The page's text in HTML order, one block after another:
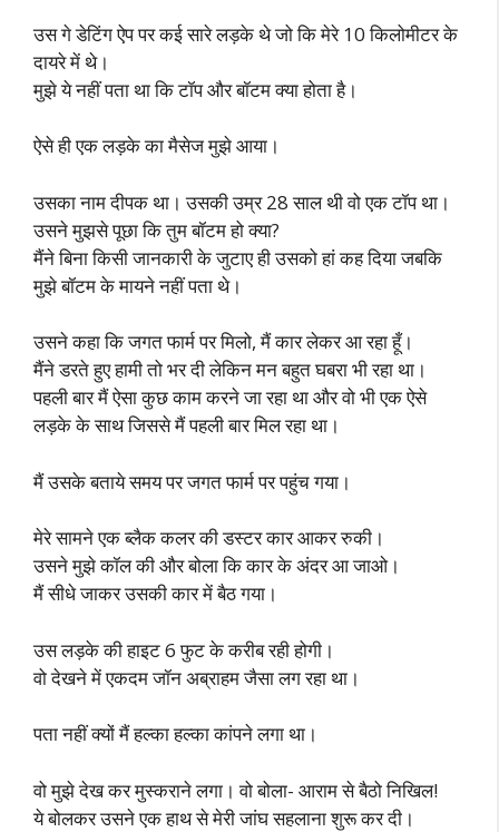
उस गे डेटिंग ऐप पर कई सारे लड़के थे जो कि मेरे 10 किलोमीटर के
दायरे में थे।
मुझे ये नहीं पता था कि टॉप और बॉटम क्या होता है।
ऐसे ही एक लड़के का मैसेज मुझे आया।
उसका नाम दीपक था। उसकी उम्र 28 साल थी वो एक टॉप था।
उसने मुझसे पूछा कि तुम बॉटम हो क्या?
मैंने बिना किसी जानकारी के जुटाए ही उसको हां कह दिया जबकि
मुझे बॉटम के मायने नहीं पता थे।
उसने कहा कि जगत फार्म पर मिलो, मैं कार लेकर आ रहा हूँ।
मैंने डरते हुए हामी तो भर दी लेकिन मन बहुत घबरा भी रहा था।
पहली बार मैं ऐसा कुछ काम करने जा रहा था और वो भी एक ऐसे
लड़के के साथ जिससे मैं पहली बार मिल रहा था।
मैं उसके बताये समय पर जगत फार्म पर पहुंच गया।
मेरे सामने एक ब्लैक कलर की डस्टर कार आकर रुकी।
उसने मुझे कॉल की और बोला कि कार के अंदर आ जाओ।
मैं सीधे जाकर उसकी कार में बैठ गया।
उस लड़के की हाइट 6 फुट के करीब रही होगी।
वो देखने में एकदम जॉन अब्राहम जैसा लग रहा था।
पता नहीं क्यों मैं हल्का हल्का कांपने लगा था।
वो मुझे देख कर मुस्कराने लगा। वो बोला- आराम से बैठो निखिल!
ये बोलकर उसने एक हाथ से मेरी जांघ सहलाना शुरू कर दी।